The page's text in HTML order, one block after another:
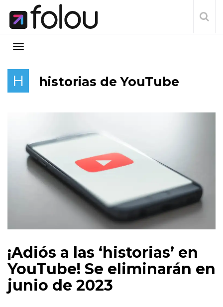
H historias de YouTube
¡Adiós a las ‘historias’ en
YouTube! Se eliminarán en
junio de 2023